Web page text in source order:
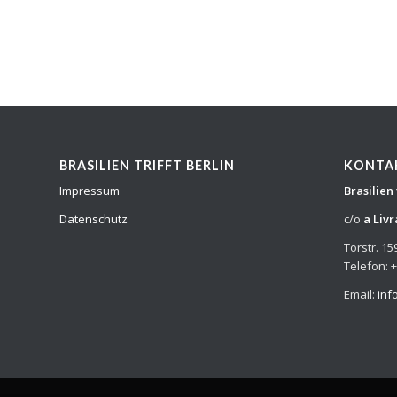
BRASILIEN TRIFFT BERLIN
Impressum
Datenschutz
c/o a
Torstr.
Telefon:
Email: